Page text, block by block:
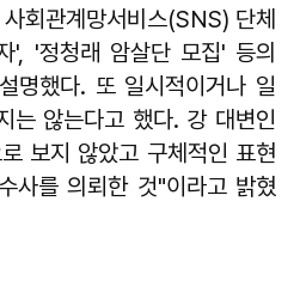
회관계망서비스(SNS) 단체
', '정청래 암살단 모집' 등의
명했다. 또 일시적이거나 일
는 않는다고 했다. 강 대변인
보지 않았고 구체적인 표현
사를 의뢰한 것"이라고 밝혔